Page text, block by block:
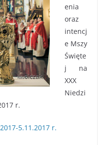
enia
oraz
intencj
e Mszy
Święte
j na
XXX
Niedzi
r.
5.11.2017 r.